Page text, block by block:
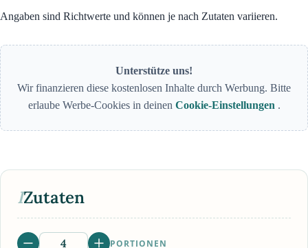
Angaben sind Richtwerte und können je nach Zutaten variieren.
Unterstütze uns!
Wir finanzieren diese kostenlosen Inhalte durch Werbung. Bitte
erlaube Werbe-Cookies in deinen Cookie-Einstellungen .
IZutaten
PORTIONEN